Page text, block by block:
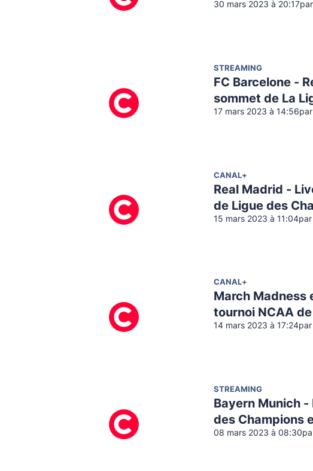
30 mars 2023 à 20:17par
STREAMING
FC Barcelone -
sommet de La
17 mars 2023 à 14:56par
CANAL+
Real Madrid -
de Ligue des
15 mars 2023 à 11:04par
CANAL+
March Madness
tournoi NCAA
14 mars 2023 à 17:24par
STREAMING
Bayern Munich -
des Champions
08 mars 2023 à 08:30